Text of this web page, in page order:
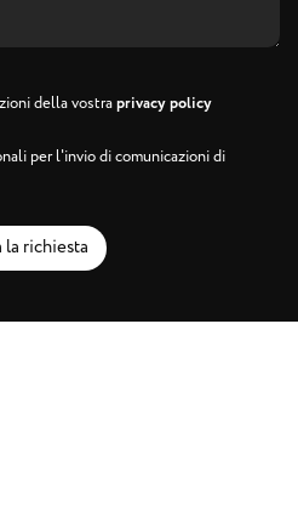
della vostraprivacy policy
per l'invio di comunicazioni di
la richiesta